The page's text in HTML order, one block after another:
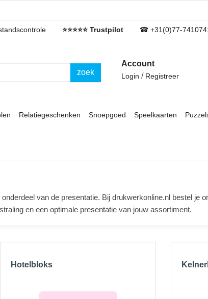
⭐⭐⭐⭐⭐ Trustpilot ☎ +31(0)77-
zoek
Account
Login / Registreer
Relatiegeschenken Snoepgoed Speelkaarten
van de presentatie. Bij drukwerkonline.nl bestel je
en een optimale presentatie van jouw assortiment.
Hotelbloks